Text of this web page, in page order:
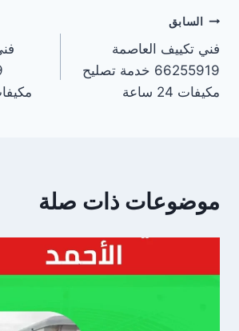
تصفّح
المقالات
السابق
فني تكييف العاصمة
66255919 خدمة تصليح
مكيفات 24 ساعة
مكيفات
موضوعات ذات صلة